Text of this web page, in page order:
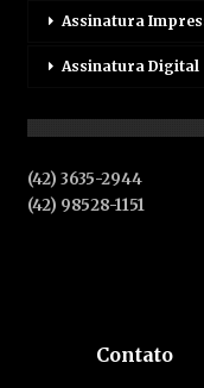
Assinatura
Assinatura Digital
(42) 3635-2944
(42) 98528-1151
Contato